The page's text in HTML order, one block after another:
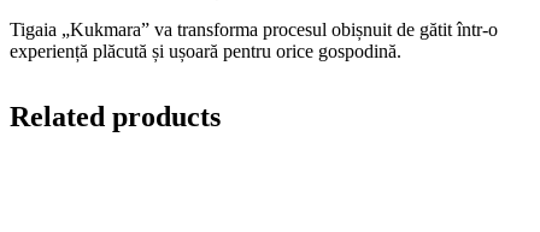
Tigaia „Kukmara” va transforma procesul obișnuit de gătit într-o
experiență plăcută și ușoară pentru orice gospodină.
Related products